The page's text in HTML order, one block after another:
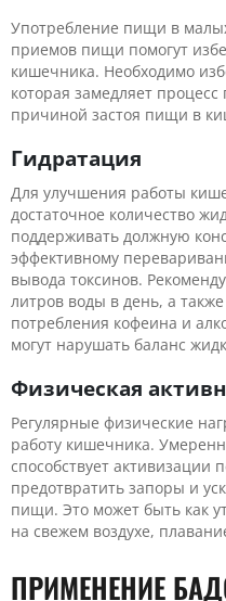
Употребление пищи в
приемов пищи помогут
кишечника. Необходимо
которая замедляет
причиной застоя пищи в
Гидратация
Для улучшения работы
достаточное количество
поддерживать должную
эффективному
вывода токсинов.
литров воды в день, а
потребления кофеина и
могут нарушать баланс
Физическая
Регулярные физические
работу кишечника.
способствует активизации
предотвратить запоры и
пищи. Это может быть как
на свежем воздухе,
ПРИМЕНЕНИЕ